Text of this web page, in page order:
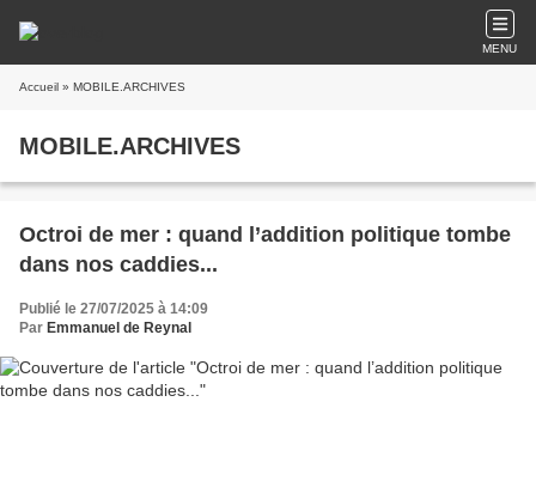
MENU
Accueil » MOBILE.ARCHIVES
MOBILE.ARCHIVES
Octroi de mer : quand l’addition politique tombe
dans nos caddies...
Publié le 27/07/2025 à 14:09
Par Emmanuel de Reynal